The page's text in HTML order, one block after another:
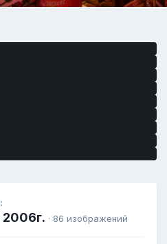
2006г. · 86 изображений